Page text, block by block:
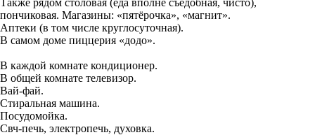
Также рядом столовая (еда вполне съедобная, чисто),
пончиковая. Магазины: «пятёрочка», «магнит».
Аптеки (в том числе круглосуточная).
В самом доме пиццерия «додо».
В каждой комнате кондиционер.
В общей комнате телевизор.
Вай-фай.
Стиральная машина.
Посудомойка.
Свч-печь, электропечь, духовка.